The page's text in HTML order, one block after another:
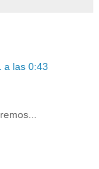
a las 0:43